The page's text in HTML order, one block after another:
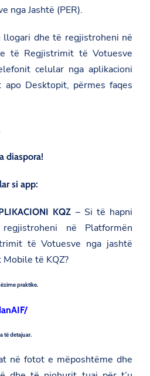
nga Jashtë (PER).
dhe të regjistroheni në
të Regjistrimit të Votuesve
celular nga aplikacioni
apo Desktopit, përmes faqes
diaspora!
si app:
KQZ – Si të hapni
në Platformën
të Votuesve nga jashtë
të KQZ?
praktike.
të detajuar.
në fotot e mëposhtëme dhe